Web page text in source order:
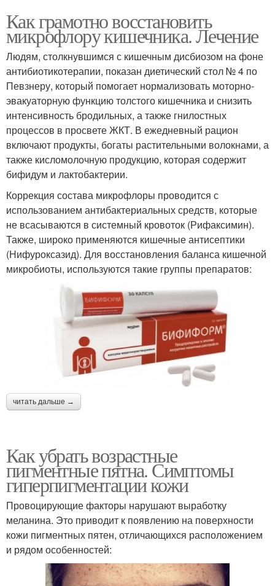
Как грамотно восстановить
микрофлору кишечника. Лечение
Людям, столкнувшимся с кишечным дисбиозом на фоне
антибиотикотерапии, показан диетический стол № 4 по
Певзнеру, который помогает нормализовать моторно-
эвакуаторную функцию толстого кишечника и снизить
интенсивность бродильных, а также гнилостных
процессов в просвете ЖКТ. В ежедневный рацион
включают продукты, богаты растительными волокнами, а
также кисломолочную продукцию, которая содержит
бифидум и лактобактерии.
Коррекция состава микрофлоры проводится с
использованием антибактериальных средств, которые
не всасываются в системный кровоток (Рифаксимин).
Также, широко применяются кишечные антисептики
(Нифуроксазид). Для восстановления баланса кишечной
микробиоты, используются такие группы препаратов:
читать дальше →
Как убрать возрастные
пигментные пятна. Симптомы
гиперпигментации кожи
Провоцирующие факторы нарушают выработку
меланина. Это приводит к появлению на поверхности
кожи пигментных пятен, отличающихся расположением
и рядом особенностей: